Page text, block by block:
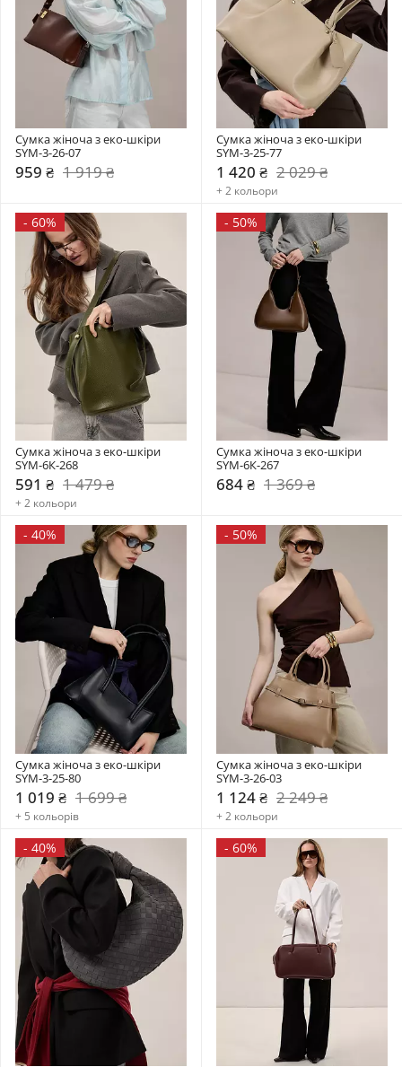
Сумка жіноча з еко-шкіри
SYM-3-26-07
959 ₴ 1 919 ₴
Сумка жіноча з еко-шкіри
SYM-3-25-77
1 420 ₴ 2 029 ₴
+ 2 кольори
- 60%
Сумка жіноча з еко-шкіри
SYM-6К-268
591 ₴ 1 479 ₴
+ 2 кольори
- 50%
Сумка жіноча з еко-шкіри
SYM-6К-267
684 ₴ 1 369 ₴
- 40%
Сумка жіноча з еко-шкіри
SYM-3-25-80
1 019 ₴ 1 699 ₴
+ 5 кольорів
- 50%
Сумка жіноча з еко-шкіри
SYM-3-26-03
1 124 ₴ 2 249 ₴
+ 2 кольори
- 40% - 60%